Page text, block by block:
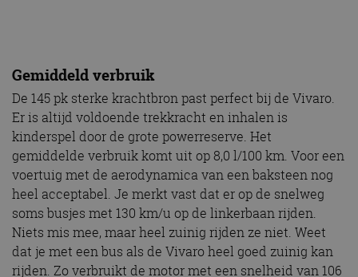
gemiddelde verbruik komt uit op 8,0 l/100 km. Voor een
voertuig met de aerodynamica van een baksteen nog
heel acceptabel. Je merkt vast dat er op de snelweg
soms busjes met 130 km/u op de linkerbaan rijden.
Niets mis mee, maar heel zuinig rijden ze niet. Weet
dat je met een bus als de Vivaro heel goed zuinig kan
rijden. Zo verbruikt de motor met een snelheid van 106
km/u ongeveer 4,0 l/100 km, dat is 1 op 25! En rijden
met 114 km/u betekent nog altijd 1 op 20. Als je een
beetje je best doet, haal je uit de 80 liter dieseltank met
gemak dik 1.500 kilometer.